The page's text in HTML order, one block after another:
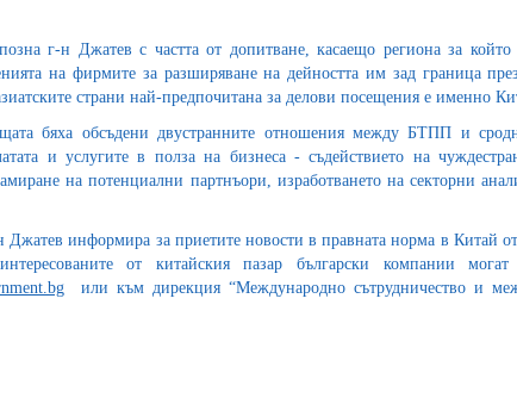
г-н Джатев с частта от допитване, касаещо региона за
на фирмите за разширяване на дейността им зад граница
страни най-предпочитана за делови посещения е именно
бяха обсъдени двустранните отношения между БТПП и
и услугите в полза на бизнеса - съдействието на
на потенциални партнъори, изработването на секторни
Джатев информира за приетите новости в правната норма в Китай
от китайския пазар български компании
или към дирекция “Международно сътрудничество и